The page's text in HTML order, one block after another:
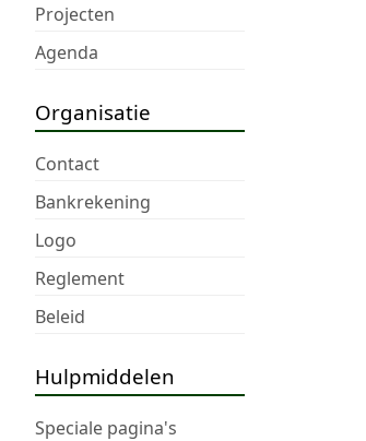
Projecten
Agenda
Organisatie
Contact
Bankrekening
Logo
Reglement
Beleid
Hulpmiddelen
Speciale pagina's